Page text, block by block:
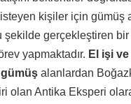
kişiler için gümüş
şekilde gerçekleştiren bir
yapmaktadır. El işi ve
alanlardan
olan Antika Eksperi